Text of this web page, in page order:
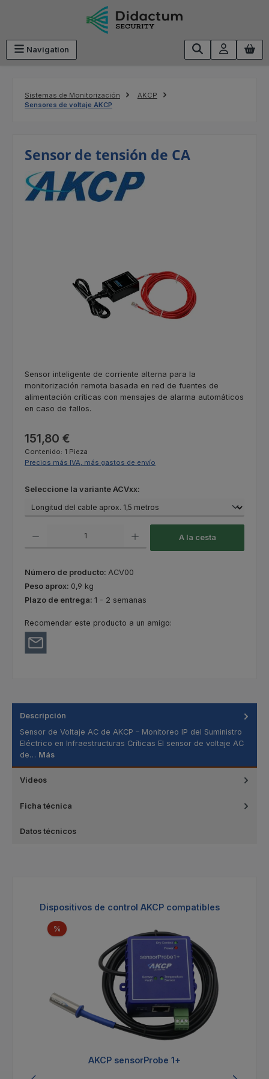
Saltar al contenido principal
Navigation
Sistemas de Monitorización
AKCP
Sensores de voltaje AKCP
Sensor de tensión de CA
Sensor inteligente de corriente alterna para la
monitorización remota basada en red de fuentes de
alimentación críticas con mensajes de alarma automáticos
en caso de fallos.
Precio normal:
151,80 €
Contenido: 1 Pieza
Precios más IVA, más gastos de envío
Seleccione
Seleccione la variante ACVxx:
A la cesta
Número de producto: ACV00
Peso aprox: 0,9 kg
Plazo de entrega: 1 - 2 semanas
Recomendar este producto a un amigo:
Descripción
Sensor de Voltaje AC de AKCP – Monitoreo IP del Suministro
Eléctrico en Infraestructuras Críticas El sensor de voltaje AC
de… Más
Videos
Ficha técnica
Datos técnicos
Omitir la galería de productos
Dispositivos de control AKCP compatibles
%Descuento
AKCP sensorProbe 1+